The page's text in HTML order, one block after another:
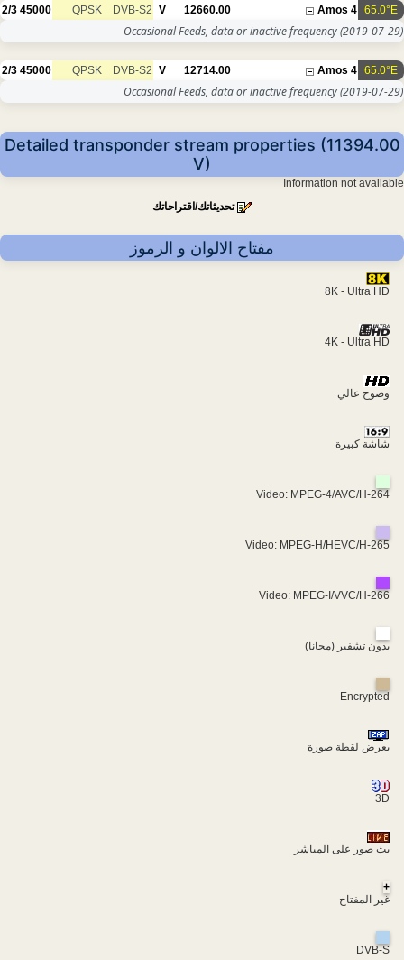
65.0°E
Amos 4
12660.00
V
DVB-S2
QPSK
45000
2/3
Occasional Feeds, data or inactive frequency(2019-07-29)
65.0°E
Amos 4
12714.00
V
DVB-S2
QPSK
45000
2/3
Occasional Feeds, data or inactive frequency(2019-07-29)
Detailed transponder stream properties (11394.00
V)
Information not available
تحديثاتك/اقتراحاتك
مفتاح الالوان و الرموز
8K - Ultra HD
4K - Ultra HD
وضوح عالي
شاشة كبيرة
Video: MPEG-4/AVC/H-264
Video: MPEG-H/HEVC/H-265
Video: MPEG-I/VVC/H-266
بدون تشفير (مجانا)
Encrypted
يعرض لقطة صورة
3D
بث صور على المباشر
+
غير المفتاح
DVB-S